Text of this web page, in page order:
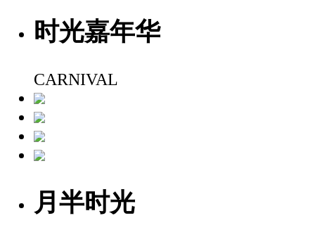
时光嘉年华
CARNIVAL
月半时光